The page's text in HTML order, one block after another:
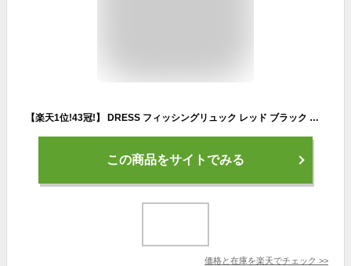
【楽天1位!43冠!】 DRESS フィッシングリュック レッド ブラック 釣り リュック フィッシングバッグ 大容量 防水バッグ メンズ ツールームバック バックパック アウトドア 防災 ドレス バッグ 防水 25L プレゼント
この商品をサイトでみる
価格と在庫を楽天でチェック >>